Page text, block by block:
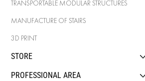
TRANSPORTABLE MODULAR STRUCTURES
MANUFACTURE OF STAIRS
3D PRINT
STORE
PROFESSIONAL AREA